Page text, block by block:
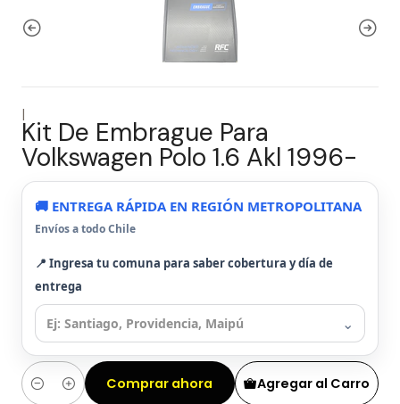
|
Kit De Embrague Para
Volkswagen Polo 1.6 Akl 1996-
🚚 ENTREGA RÁPIDA EN REGIÓN METROPOLITANA
Envíos a todo Chile
📍 Ingresa tu comuna para saber cobertura y día de
entrega
⌄
Cantidad
Agregar al Carro
Comprar ahora